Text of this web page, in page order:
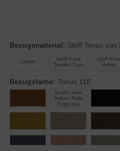
Bezugsmaterial: Stoff Tonus von
Leder
Stoff Knoll
Textiles Cato
Stoff
Velvet
Bezugsfarbe:Tonus 118
Knoll Leder
Velluto Pelle
Expresso